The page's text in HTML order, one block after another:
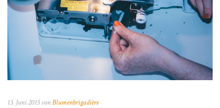
13. Juni 2015 vonBlumenbrigadière